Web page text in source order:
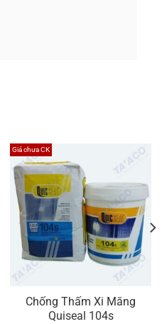
Giá chưa CK
Chống Thấm Xi Măng
Quiseal 104s